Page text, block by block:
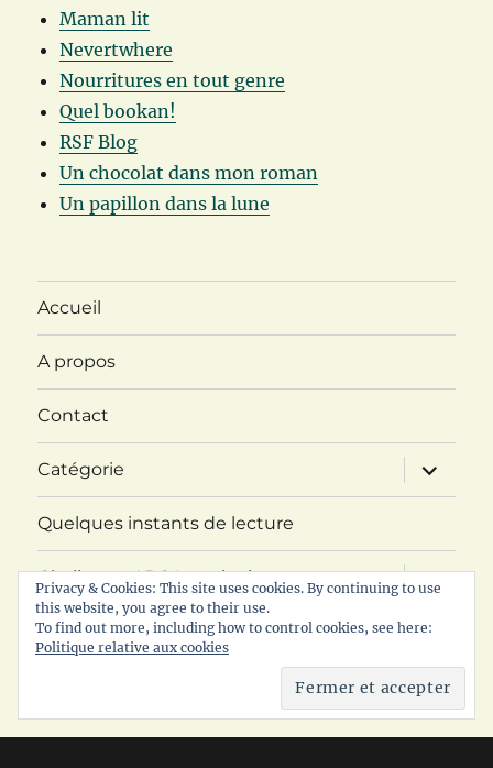
Maman lit
Nevertwhere
Nourritures en tout genre
Quel bookan!
RSF Blog
Un chocolat dans mon roman
Un papillon dans la lune
Accueil
A propos
Contact
Catégorie
ouvrir
le
sous-
Quelques instants de lecture
Challenge ABC Imaginaire
ouvrir
le
menu
RDV littéraire
ouvrir
menu
Privacy & Cookies: This site uses cookies. By continuing to use
this website, you agree to their use.
To find out more, including how to control cookies, see here:
Politique relative aux cookies